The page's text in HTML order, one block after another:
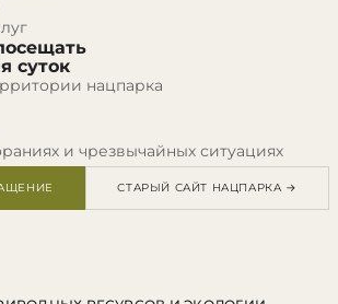
суток
нацпарка
и чрезвычайных ситуациях
СТАРЫЙ САЙТ НАЦПАРКА →